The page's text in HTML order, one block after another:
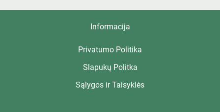
Informacija
Privatumo Politika
Slapukų Politka
Sąlygos ir Taisyklės